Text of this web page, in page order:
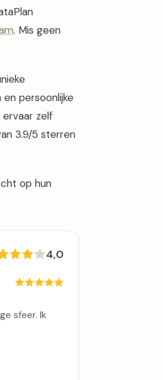
. Mis geen
persoonlijke
ervaar zelf
3.9/5 sterren
op hun
4,0
sfeer. Ik